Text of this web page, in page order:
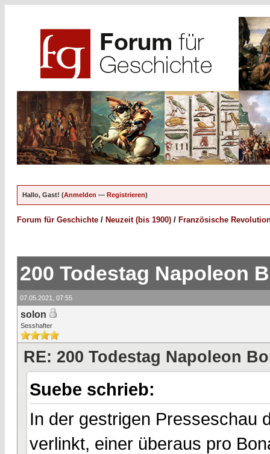
Hallo, Gast! (Anmelden — Registrieren)
Forum für Geschichte / Neuzeit (bis 1900) / Französische
200 Todestag Napoleon
07.05.2021, 07:55
solon
Sesshafter
RE: 200 Todestag Napoleon
Suebe schrieb:
In der gestrigen Presseschau
verlinkt, einer überaus pro